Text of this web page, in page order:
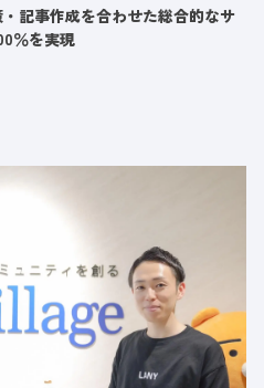
・記事作成を合わせた総合的なサ
％を実現